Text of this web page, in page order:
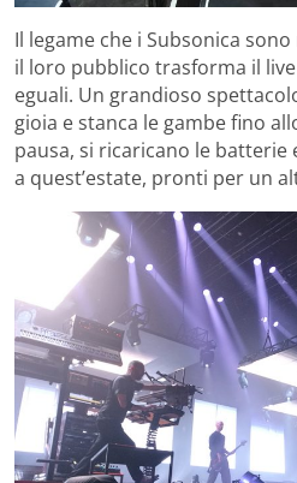
Il legame che i Subsonica
il loro pubblico trasforma il
eguali. Un grandioso
gioia e stanca le gambe fino
pausa, si ricaricano le batterie
a quest’estate, pronti per un